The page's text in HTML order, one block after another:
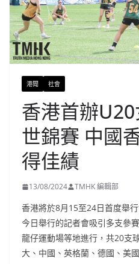
港聞 社會
香港首辦
世錦賽 中國
得佳績
13/08/2024 TMHK 編輯部
香港將於8月15至24日首度舉
今日舉行的記者會吸引多支參
龍仔運動場等地進行，共20支
大、中國、英格蘭、德國、美